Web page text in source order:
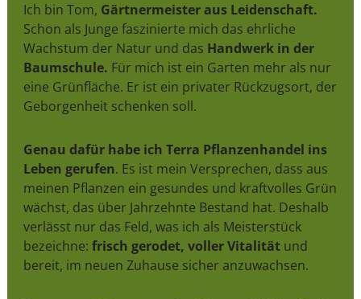
Ich bin Tom, Gärtnermeister aus Leidenschaft.
Schon als Junge faszinierte mich das ehrliche
Wachstum der Natur und das Handwerk in der
Baumschule. Für mich ist ein Garten mehr als nur
eine Grünfläche. Er ist ein privater Rückzugsort, der
Geborgenheit schenken soll.
Genau dafür habe ich Terra Pflanzenhandel ins
Leben gerufen. Es ist mein Versprechen, dass aus
meinen Pflanzen ein gesundes und kraftvolles Grün
wächst, das über Jahrzehnte Bestand hat. Deshalb
verlässt nur das Feld, was ich als Meisterstück
bezeichne: frisch gerodet, voller Vitalitätund
bereit, im neuen Zuhause sicher anzuwachsen.